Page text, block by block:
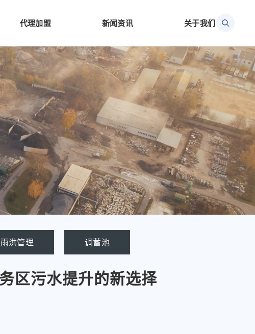
代理加盟 新闻资讯 关于我们
雨洪管理 调蓄池
区污水提升的新选择